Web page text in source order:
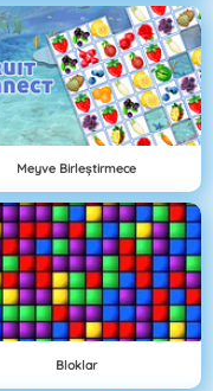
Meyve Birleştirmece
Bloklar